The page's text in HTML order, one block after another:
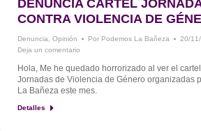
DENUNCIA CARTEL
CONTRA VIOLENCIA DE
Denuncia, Opinión Por Podemos La Bañeza
20/
Deja un comentario
Hola, Me he quedado horrorizado al ver el
Jornadas de Violencia de Género organizadas
La Bañeza este mes.
Detalles